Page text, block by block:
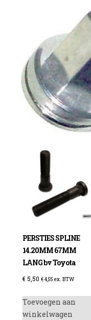
PERSTIES SPLINE
14.20MM 67MM
LANG bv Toyota
€ 5,50 €4,55 ex. BTW
Toevoegen aan
winkelwagen